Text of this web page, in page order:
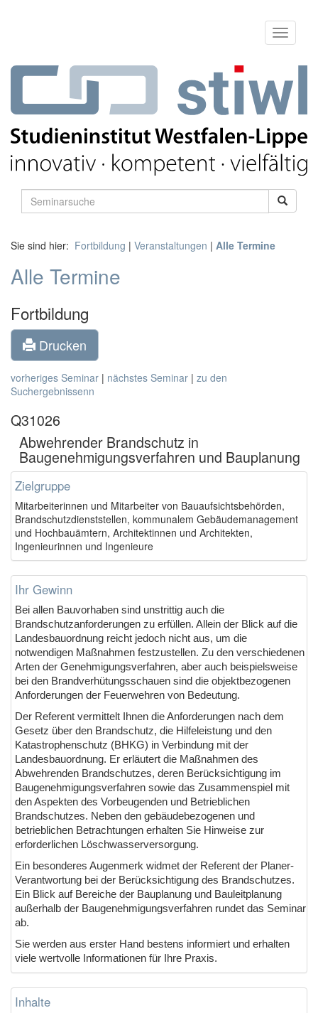
Sie sind hier: Fortbildung | Veranstaltungen | Alle Termine
Alle Termine
Fortbildung
Drucken
vorheriges Seminar | nächstes Seminar | zu den
Suchergebnissenn
Q31026
Abwehrender Brandschutz in
Baugenehmigungsverfahren und Bauplanung
Zielgruppe
Mitarbeiterinnen und Mitarbeiter von Bauaufsichtsbehörden,
Brandschutzdienststellen, kommunalem Gebäudemanagement
und Hochbauämtern, Architektinnen und Architekten,
Ingenieurinnen und Ingenieure
Ihr Gewinn
Bei allen Bauvorhaben sind unstrittig auch die
Brandschutzanforderungen zu erfüllen. Allein der Blick auf die
Landesbauordnung reicht jedoch nicht aus, um die
notwendigen Maßnahmen festzustellen. Zu den verschiedenen
Arten der Genehmigungsverfahren, aber auch beispielsweise
bei den Brandverhütungsschauen sind die objektbezogenen
Anforderungen der Feuerwehren von Bedeutung.
Der Referent vermittelt Ihnen die Anforderungen nach dem
Gesetz über den Brandschutz, die Hilfeleistung und den
Katastrophenschutz (BHKG) in Verbindung mit der
Landesbauordnung. Er erläutert die Maßnahmen des
Abwehrenden Brandschutzes, deren Berücksichtigung im
Baugenehmigungsverfahren sowie das Zusammenspiel mit
den Aspekten des Vorbeugenden und Betrieblichen
Brandschutzes. Neben den gebäudebezogenen und
betrieblichen Betrachtungen erhalten Sie Hinweise zur
erforderlichen Löschwasserversorgung.
Ein besonderes Augenmerk widmet der Referent der Planer-
Verantwortung bei der Berücksichtigung des Brandschutzes.
Ein Blick auf Bereiche der Bauplanung und Bauleitplanung
außerhalb der Baugenehmigungsverfahren rundet das Seminar
ab.
Sie werden aus erster Hand bestens informiert und erhalten
viele wertvolle Informationen für Ihre Praxis.
Inhalte